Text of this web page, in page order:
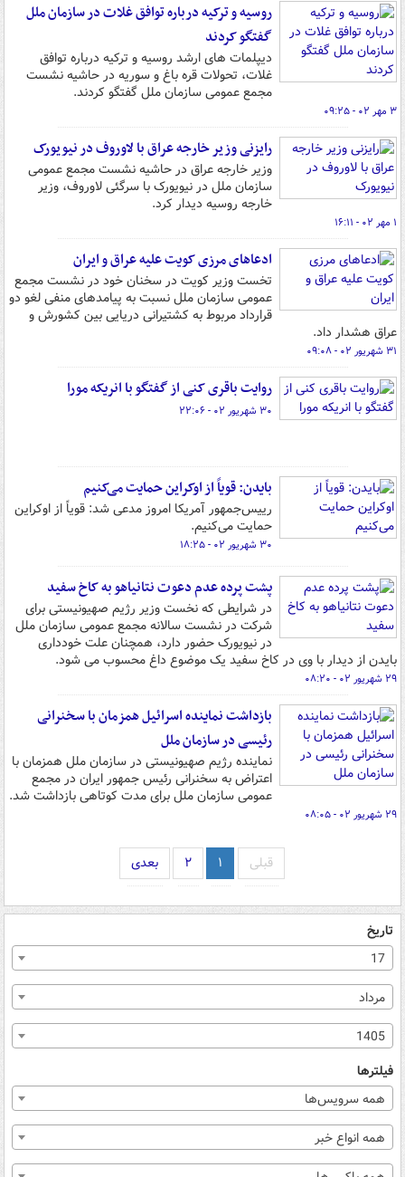
روسیه و ترکیه درباره توافق غلات در سازمان ملل
گفتگو کردند
دیپلمات های ارشد روسیه و ترکیه درباره توافق
غلات، تحولات قره باغ و سوریه در حاشیه نشست
مجمع عمومی سازمان ملل گفتگو کردند.
۳ مهر ۰۲ - ۰۹:۲۵
رایزنی وزیر خارجه عراق با لاوروف در نیویورک
وزیر خارجه عراق در حاشیه نشست مجمع عمومی
سازمان ملل در نیویورک با سرگئی لاوروف، وزیر
خارجه روسیه دیدار کرد.
۱ مهر ۰۲ - ۱۶:۱۱
ادعاهای مرزی کویت علیه عراق و ایران
تخست وزیر کویت در سخنان خود در نشست مجمع
عمومی سازمان ملل نسبت به پیامدهای منفی لغو دو
قرارداد مربوط به کشتیرانی دریایی بین کشورش و
عراق هشدار داد.
۳۱ شهریور ۰۲ - ۰۹:۰۸
روایت باقری کنی از گفتگو با انریکه مورا
۳۰ شهریور ۰۲ - ۲۲:۰۶
بایدن: قویاً از اوکراین حمایت می‌کنیم
رییس‌جمهور آمریکا امروز مدعی شد: قویاً از اوکراین
حمایت می‌کنیم.
۳۰ شهریور ۰۲ - ۱۸:۲۵
پشت پرده عدم دعوت نتانیاهو به کاخ سفید
در شرایطی که نخست وزیر رژیم صهیونیستی برای
شرکت در نشست سالانه مجمع عمومی سازمان ملل
در نیویورک حضور دارد، همچنان علت خودداری
بایدن از دیدار با وی در کاخ سفید یک موضوع داغ محسوب می شود.
۲۹ شهریور ۰۲ - ۰۸:۲۰
بازداشت نماینده اسرائیل همزمان با سخنرانی
رئیسی در سازمان ملل
نماینده رژیم صهیونیستی در سازمان ملل همزمان با
اعتراض به سخنرانی رئیس جمهور ایران در مجمع
عمومی سازمان ملل برای مدت کوتاهی بازداشت شد.
۲۹ شهریور ۰۲ - ۰۸:۰۵
قبلی ۱ ۲ بعدی
تاریخ
17
مرداد
1405
فیلترها
همه سرویس‌ها
همه انواع خبر